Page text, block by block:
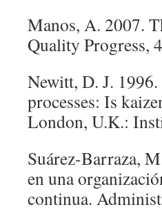
Manos, A. 2007.
Quality Progress,
Newitt, D. J.
processes: Is
London, U.K.:
Suárez-Barraza,
en una
continua.